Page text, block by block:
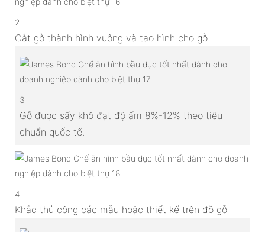
2
Cắt gỗ thành hình vuông và tạo hình cho gỗ
3
Gỗ được sấy khô đạt độ ẩm 8%-12% theo tiêu
chuẩn quốc tế.
4
Khắc thủ công các mẫu hoặc thiết kế trên đồ gỗ